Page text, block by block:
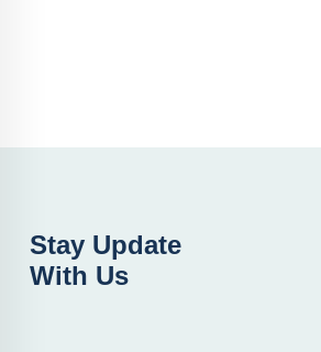
Stay Update
With Us